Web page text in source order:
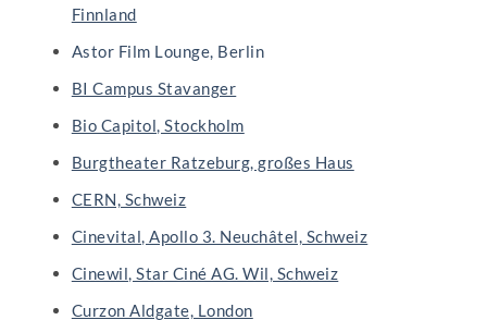
Finnland
Astor Film Lounge, Berlin
BI Campus Stavanger
Bio Capitol, Stockholm
Burgtheater Ratzeburg, großes Haus
CERN, Schweiz
Cinevital, Apollo 3. Neuchâtel, Schweiz
Cinewil, Star Ciné AG. Wil, Schweiz
Curzon Aldgate, London